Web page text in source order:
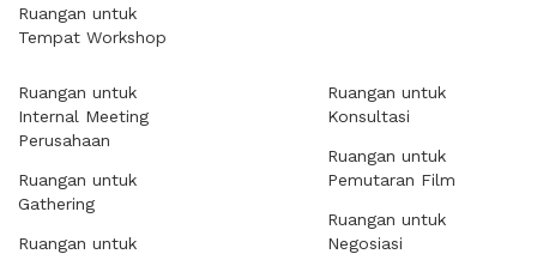
Ruangan untuk
Tempat Workshop
Ruangan untuk
Internal Meeting
Perusahaan
Ruangan untuk
Gathering
Ruangan untuk
Ruangan untuk
Konsultasi
Ruangan untuk
Pemutaran Film
Ruangan untuk
Negosiasi